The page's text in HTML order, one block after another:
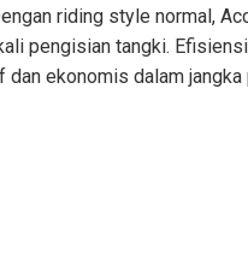
riding style normal,
pengisian tangki.
ekonomis dalam jangka